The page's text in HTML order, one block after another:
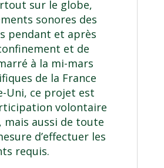
sur le globe,
sonores des
pendant et après
et de
à la mi-mars
de la France
Uni, ce projet est
volontaire
mais aussi de toute
d’effectuer les
requis.